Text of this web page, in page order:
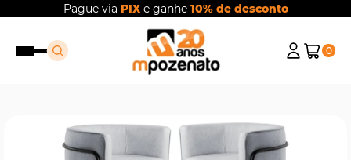
Pague via PIXe ganhe 10% de desconto
0